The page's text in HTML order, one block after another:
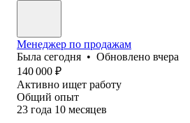
Менеджер по продажам
Была сегодня • Обновлено вчера
140 000 ₽
Активно ищет работу
Общий опыт
23 года 10 месяцев